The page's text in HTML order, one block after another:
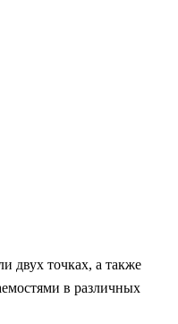
двух точках, а также
в различных